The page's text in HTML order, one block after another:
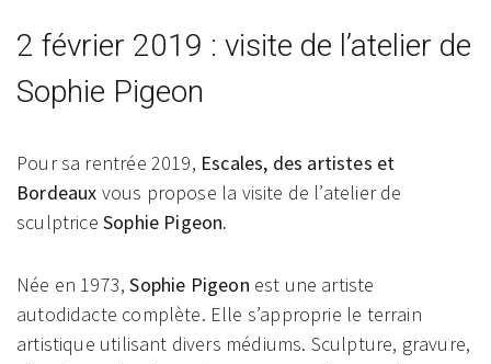
2 février 2019 : visite de l’atelier de
Sophie Pigeon
Pour sa rentrée 2019, Escales, des artistes et
Bordeaux vous propose la visite de l’atelier de
sculptrice Sophie Pigeon.
Née en 1973,Sophie Pigeon est une artiste
autodidacte complète. Elle s’approprie le terrain
artistique utilisant divers médiums. Sculpture, gravure,